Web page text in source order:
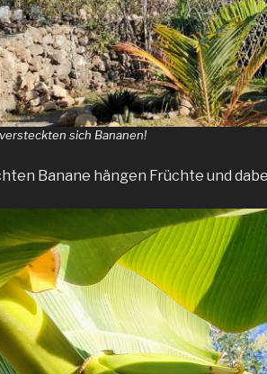
sich Bananen!
Banane hängen Früchte und